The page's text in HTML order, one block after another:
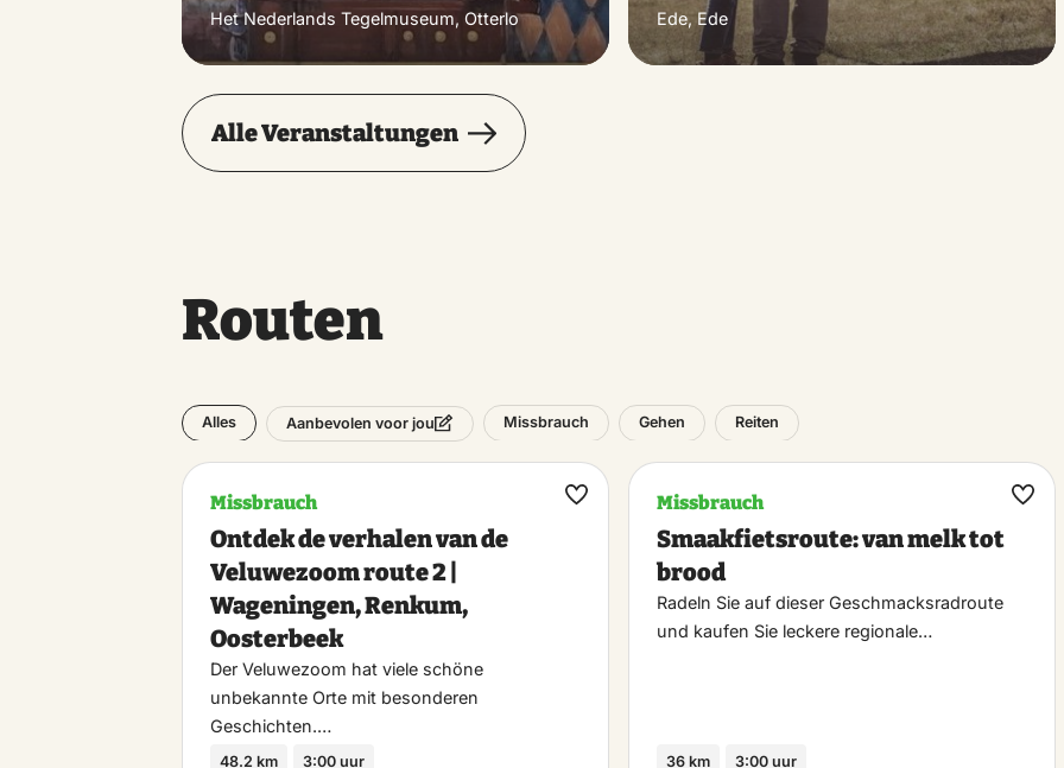
Het Nederlands Tegelmuseum, Otterlo Ede, Ede
Alle Veranstaltungen
Routen
Alles Aanbevolen voor jou Missbrauch Gehen Reiten
Missbrauch
Ontdek de verhalen van de
Veluwezoom route 2 |
Wageningen, Renkum,
Oosterbeek
Der Veluwezoom hat viele schöne
unbekannte Orte mit besonderen
Geschichten.…
48.2 km 3:00 uur
Maak
Missbrauch
Smaakfietsroute: van melk tot
brood
Radeln Sie auf dieser Geschmacksradroute
und kaufen Sie leckere regionale…
36 km 3:00 uur
Maak